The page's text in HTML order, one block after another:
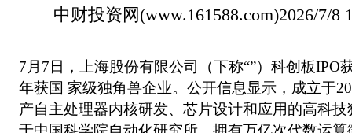
中财投资网 (www.161588.com)2026/7/8
7月7日，上海股份有限公司（下称“”）科创板IPO
年获国 家级独角兽企业。公开信息显示，成立于
产自主处理器内核研发、芯片设计和应用的高科